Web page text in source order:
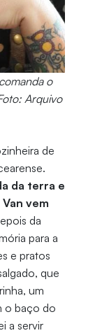
o
Arquivo
de
da terra e
vem
da
para a
e pratos
que
um
o baço do
a servir